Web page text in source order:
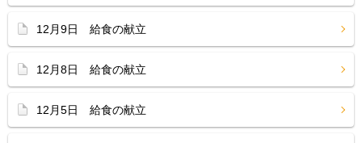
12月9日 給食の献立
12月8日 給食の献立
12月5日 給食の献立